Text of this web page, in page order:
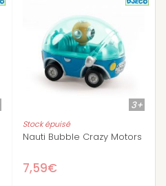
3+
Stock épuisé
Nauti Bubble Crazy Motors
7,59€